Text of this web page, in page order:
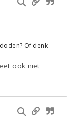
Of denk
ook niet